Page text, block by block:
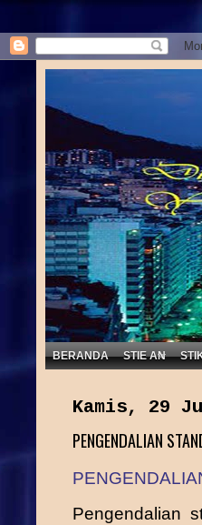
BERANDA STIE AN
Kamis, 29
PENGENDALIAN
Pengendalian